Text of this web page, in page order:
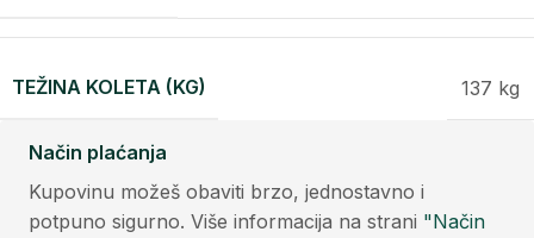
TEŽINA KOLETA (KG) 137 kg
Način plaćanja
Kupovinu možeš obaviti brzo, jednostavno i
potpuno sigurno. Više informacija na strani "Način